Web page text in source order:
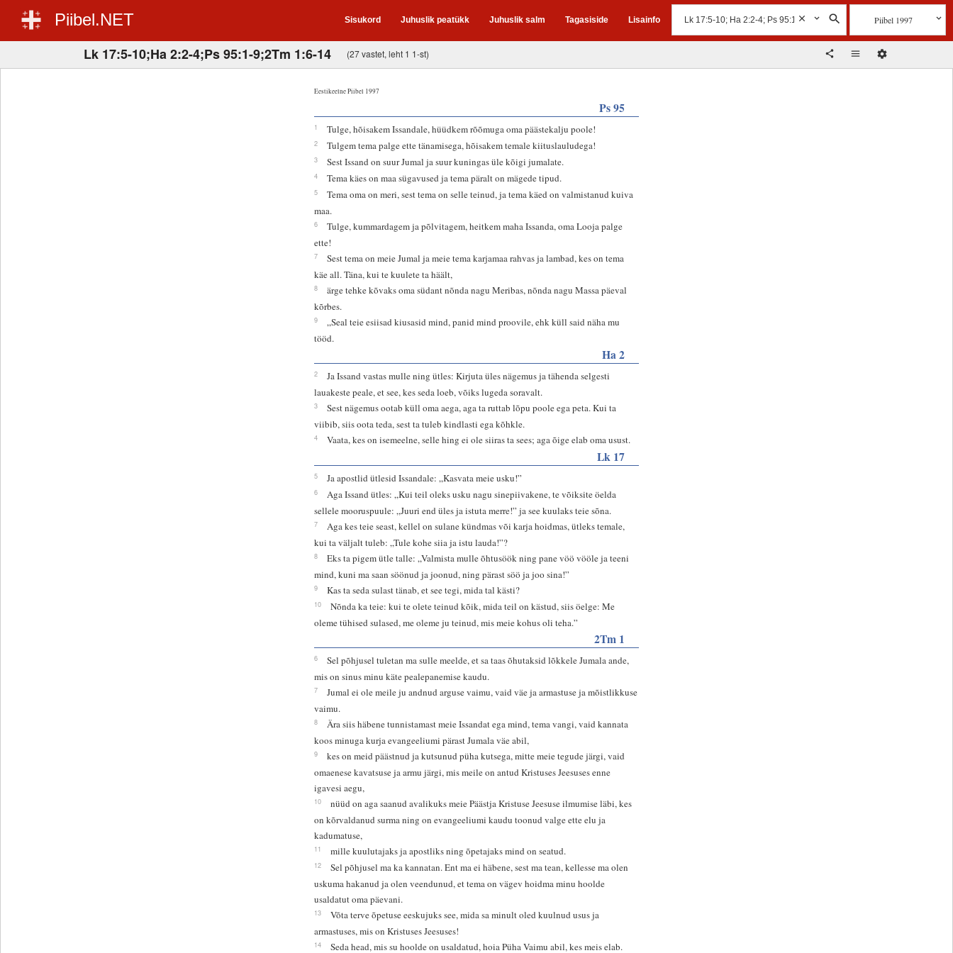
Piibel.NET Sisukord Juhuslik peatükk Juhuslik salm Tagasiside Lisainfo Piibel 1997
Lk 17:5-10;Ha 2:2-4;Ps 95:1-9;2Tm 1:6-14 (27 vastet, leht 1 1-st)
Eestikeelne Piibel 1997
Ps 95
1 Tulge, hõisakem Issandale, hüüdkem rõõmuga oma päästekalju poole!
2 Tulgem tema palge ette tänamisega, hõisakem temale kiituslauludega!
3 Sest Issand on suur Jumal ja suur kuningas üle kõigi jumalate.
4 Tema käes on maa sügavused ja tema päralt on mägede tipud.
5
Tema oma on meri, sest tema on selle teinud, ja tema käed on valmistanud kuiva
maa.
6
Tulge, kummardagem ja põlvitagem, heitkem maha Issanda, oma Looja palge
ette!
7
Sest tema on meie Jumal ja meie tema karjamaa rahvas ja lambad, kes on tema
käe all. Täna, kui te kuulete ta häält,
8
ärge tehke kõvaks oma südant nõnda nagu Meribas, nõnda nagu Massa päeval
kõrbes.
9
„Seal teie esiisad kiusasid mind, panid mind proovile, ehk küll said näha mu
tööd.
Ha 2
2
Ja Issand vastas mulle ning ütles: Kirjuta üles nägemus ja tähenda selgesti
lauakeste peale, et see, kes seda loeb, võiks lugeda soravalt.
3
Sest nägemus ootab küll oma aega, aga ta ruttab lõpu poole ega peta. Kui ta
viibib, siis oota teda, sest ta tuleb kindlasti ega kõhkle.
4 Vaata, kes on isemeelne, selle hing ei ole siiras ta sees; aga õige elab oma usust.
Lk 17
5 Ja apostlid ütlesid Issandale: „Kasvata meie usku!”
6
Aga Issand ütles: „Kui teil oleks usku nagu sinepiivakene, te võiksite öelda
sellele mooruspuule: „Juuri end üles ja istuta merre!” ja see kuulaks teie sõna.
7
Aga kes teie seast, kellel on sulane kündmas või karja hoidmas, ütleks temale,
kui ta väljalt tuleb: „Tule kohe siia ja istu lauda!”?
8
Eks ta pigem ütle talle: „Valmista mulle õhtusöök ning pane vöö vööle ja teeni
mind, kuni ma saan söönud ja joonud, ning pärast söö ja joo sina!”
9 Kas ta seda sulast tänab, et see tegi, mida tal kästi?
10
Nõnda ka teie: kui te olete teinud kõik, mida teil on kästud, siis öelge: Me
oleme tühised sulased, me oleme ju teinud, mis meie kohus oli teha.”
2Tm 1
6
Sel põhjusel tuletan ma sulle meelde, et sa taas õhutaksid lõkkele Jumala ande,
mis on sinus minu käte pealepanemise kaudu.
7
Jumal ei ole meile ju andnud arguse vaimu, vaid väe ja armastuse ja mõistlikkuse
vaimu.
8
Ära siis häbene tunnistamast meie Issandat ega mind, tema vangi, vaid kannata
koos minuga kurja evangeeliumi pärast Jumala väe abil,
9
kes on meid päästnud ja kutsunud püha kutsega, mitte meie tegude järgi, vaid
omaenese kavatsuse ja armu järgi, mis meile on antud Kristuses Jeesuses enne
igavesi aegu,
10
nüüd on aga saanud avalikuks meie Päästja Kristuse Jeesuse ilmumise läbi, kes
on kõrvaldanud surma ning on evangeeliumi kaudu toonud valge ette elu ja
kadumatuse,
11 mille kuulutajaks ja apostliks ning õpetajaks mind on seatud.
12
Sel põhjusel ma ka kannatan. Ent ma ei häbene, sest ma tean, kellesse ma olen
uskuma hakanud ja olen veendunud, et tema on vägev hoidma minu hoolde
usaldatut oma päevani.
13
Võta terve õpetuse eeskujuks see, mida sa minult oled kuulnud usus ja
armastuses, mis on Kristuses Jeesuses!
14 Seda head, mis su hoolde on usaldatud, hoia Püha Vaimu abil, kes meis elab.